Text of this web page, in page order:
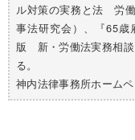
ル対策の実務と法 労
事法研究会）、『65
版 新・労働法実務相談
る。
神内法律事務所ホーム